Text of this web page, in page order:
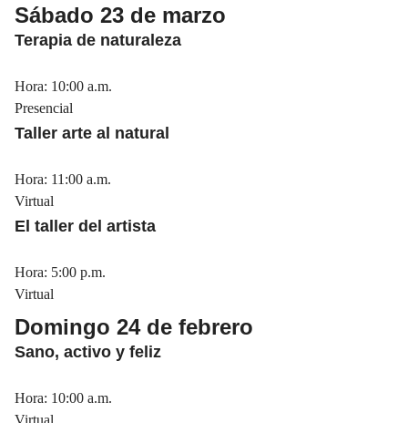
Sábado 23 de marzo
Terapia de naturaleza
Hora: 10:00 a.m.
Presencial
Taller arte al natural
Hora: 11:00 a.m.
Virtual
El taller del artista
Hora: 5:00 p.m.
Virtual
Domingo 24 de febrero
Sano, activo y feliz
Hora: 10:00 a.m.
Virtual